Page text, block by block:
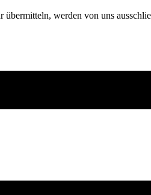
werden von uns